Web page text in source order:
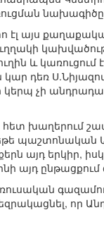
էլ այս
և կառուցում
կար դեռ
չի
խաղերում
այդ երկիր,
այդ
որ